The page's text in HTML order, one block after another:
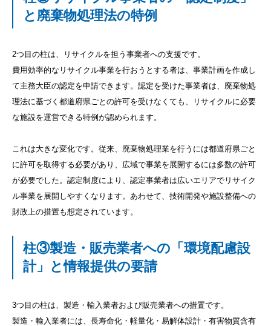
と廃棄物処理法の特例
2つ目の柱は、リサイクルを担う事業者への支援です。
費用効率的なリサイクル事業を行おうとする者は、事業計画を作成し
て主務大臣の認定を申請できます。認定を受けた事業者は、廃棄物処
理法に基づく都道府県ごとの許可を受けなくても、リサイクルに必要
な施設を運営できる特例が認められます。
これは大きな変化です。従来、廃棄物処理業を行うには都道府県ごと
に許可を取得する必要があり、広域で事業を展開するには多数の許可
が必要でした。認定制度により、認定事業者は広いエリアでリサイク
ル事業を展開しやすくなります。あわせて、技術開発や施設整備への
財政上の措置も想定されています。
柱③製造・販売業者への「環境配慮設
計」と情報提供の要請
3つ目の柱は、製造・輸入業者および販売業者への措置です。
製造・輸入業者には、長寿命化・軽量化・易解体設計・有害物質含有